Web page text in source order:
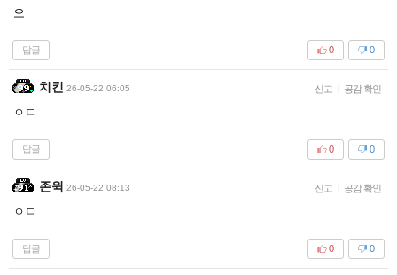
오
답글 0
0
치킨 26-05-22 06:05 신고 | 공감 확인
ㅇㄷ
답글 0
0
존윅 26-05-22 08:13 신고 | 공감 확인
ㅇㄷ
답글 0
0